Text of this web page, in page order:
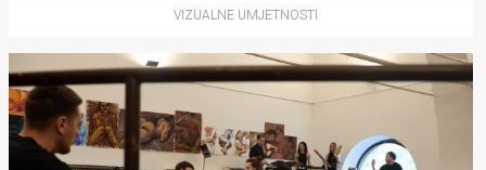
VIZUALNE UMJETNOSTI